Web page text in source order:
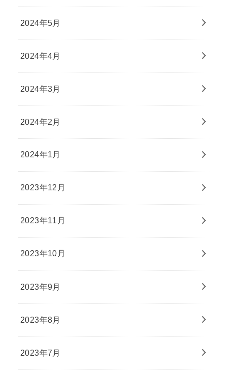
2024年5月
2024年4月
2024年3月
2024年2月
2024年1月
2023年12月
2023年11月
2023年10月
2023年9月
2023年8月
2023年7月